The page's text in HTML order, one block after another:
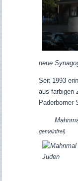
neue
Seit 1993
aus farbigen
Paderborner
gemeinfrei)